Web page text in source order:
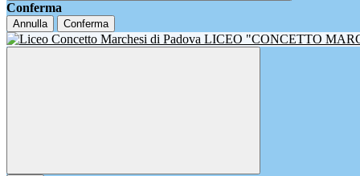
Conferma
Annulla Conferma
LICEO "CONCETTO